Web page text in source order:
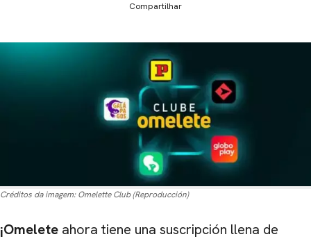
Compartilhar
Créditos da imagem: Omelette Club (Reproducción)
¡Omelete ahora tiene una suscripción llena de